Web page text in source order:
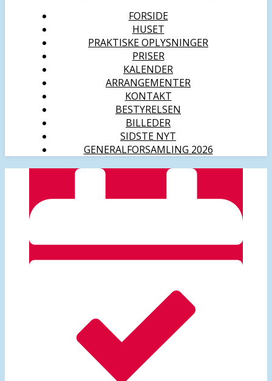
FORSIDE
HUSET
PRAKTISKE OPLYSNINGER
PRISER
KALENDER
ARRANGEMENTER
KONTAKT
BESTYRELSEN
BILLEDER
SIDSTE NYT
GENERALFORSAMLING 2026